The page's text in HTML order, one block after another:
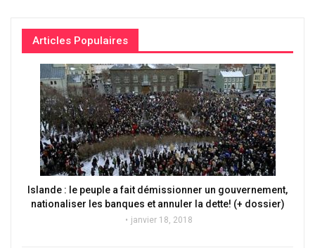
Articles Populaires
Islande : le peuple a fait démissionner un gouvernement,
nationaliser les banques et annuler la dette! (+ dossier)
janvier 18, 2018